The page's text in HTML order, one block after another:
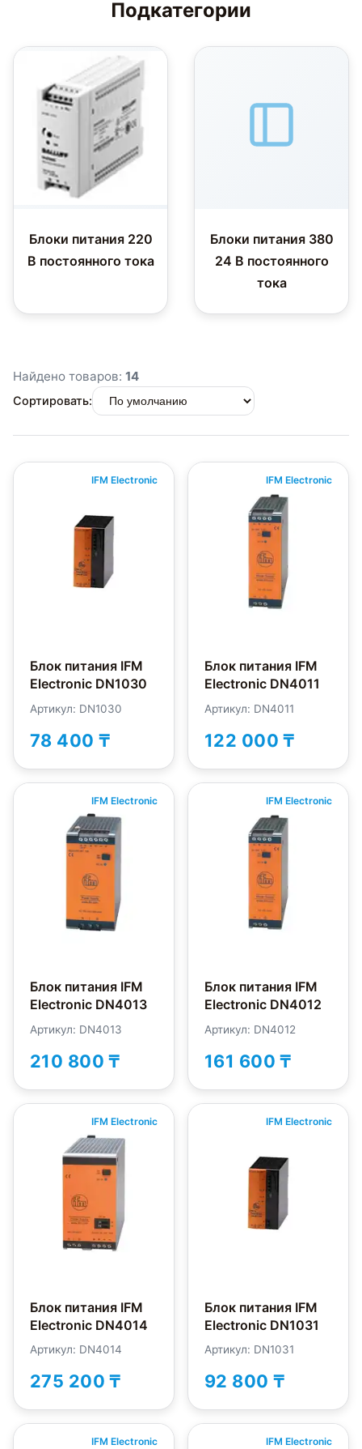
Подкатегории
Блоки питания 220
В постоянного тока
Блоки питания 380
24 В постоянного
тока
Найдено товаров: 14
Сортировать:
IFM Electronic
Блок питания IFM
Electronic DN1030
Артикул: DN1030
78 400 ₸
IFM Electronic
Блок питания IFM
Electronic DN4011
Артикул: DN4011
122 000 ₸
IFM Electronic
Блок питания IFM
Electronic DN4013
Артикул: DN4013
210 800 ₸
IFM Electronic
Блок питания IFM
Electronic DN4012
Артикул: DN4012
161 600 ₸
IFM Electronic
Блок питания IFM
Electronic DN4014
Артикул: DN4014
275 200 ₸
IFM Electronic
Блок питания IFM
Electronic DN1031
Артикул: DN1031
92 800 ₸
IFM Electronic IFM Electronic